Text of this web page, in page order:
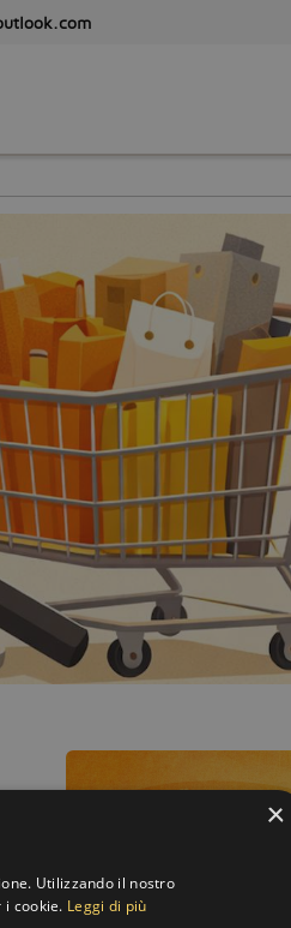
e-
×
Utilizzando il nostro
cookie. Leggi di più